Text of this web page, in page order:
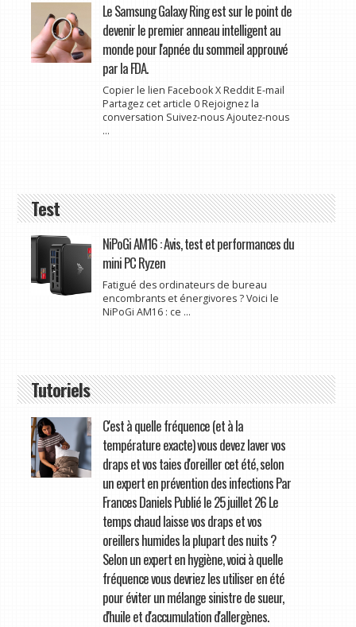
Le Samsung Galaxy Ring est sur le point de
devenir le premier anneau intelligent au
monde pour l'apnée du sommeil approuvé
par la FDA.
Copier le lien Facebook X Reddit E-mail
Partagez cet article 0 Rejoignez la
conversation Suivez-nous Ajoutez-nous
...
Test
NiPoGi AM16 : Avis, test et performances du
mini PC Ryzen
Fatigué des ordinateurs de bureau
encombrants et énergivores ? Voici le
NiPoGi AM16 : ce ...
Tutoriels
C'est à quelle fréquence (et à la
température exacte) vous devez laver vos
draps et vos taies d'oreiller cet été, selon
un expert en prévention des infections Par
Frances Daniels Publié le 25 juillet 26 Le
temps chaud laisse vos draps et vos
oreillers humides la plupart des nuits ?
Selon un expert en hygiène, voici à quelle
fréquence vous devriez les utiliser en été
pour éviter un mélange sinistre de sueur,
d'huile et d'accumulation d'allergènes.